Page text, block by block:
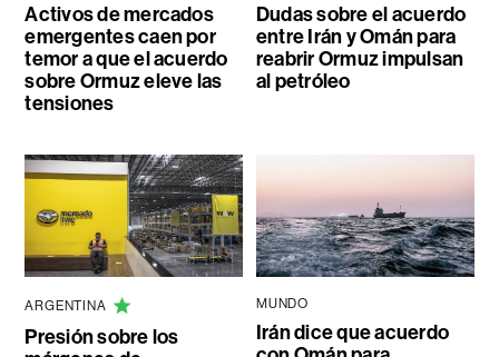
Activos de mercados
emergentes caen por
temor a que el acuerdo
sobre Ormuz eleve las
tensiones
Dudas sobre el acuerdo
entre Irán y Omán para
reabrir Ormuz impulsan
al petróleo
ARGENTINA
Presión sobre los
MUNDO
Irán dice que acuerdo